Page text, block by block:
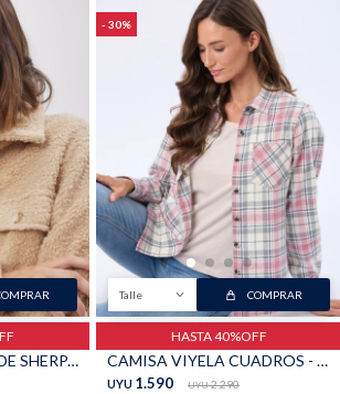
CAMPERA CAMISA DE SHERPA - Beige
30
Talle COMPRAR
HASTA 40%OFF
CAMISA VIYELA CUADROS - Beige
UYU 1.590 UYU 2.290